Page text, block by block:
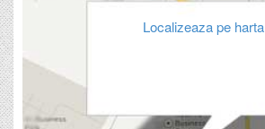
Localizeaza pe harta